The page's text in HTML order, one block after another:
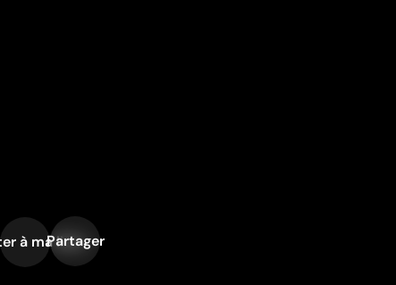
à ma liste
Partager